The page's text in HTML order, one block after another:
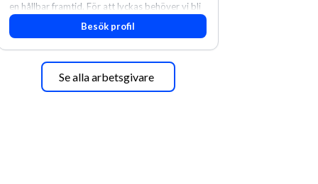
en hållbar framtid. För att lyckas behöver vi bli
fler medarbetare som vill göra skillnad.
Besök profil
Se alla arbetsgivare